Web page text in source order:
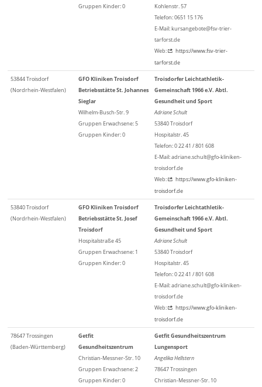
Gruppen Kinder: 0
Kohlenstr. 57
Telefon: 0651 15 176
E-Mail: kursangebote@fsv-trier-
tarforst.de
Web:
https://www.fsv-trier-
tarforst.de
53844 Troisdorf
(Nordrhein-Westfalen)
GFO Kliniken Troisdorf
Betriebsstätte St. Johannes
Sieglar
Wilhelm-Busch-Str. 9
Gruppen Erwachsene: 5
Gruppen Kinder: 0
Troisdorfer Leichtathletik-
Gemeinschaft 1966 e.V. Abtl.
Gesundheit und Sport
Adriane Schult
53840 Troisdorf
Hospitalstr. 45
Telefon: 0 22 41 / 801 608
E-Mail: adriane.schult@gfo-kliniken-
troisdorf.de
Web:
https://www.gfo-kliniken-
troisdorf.de
53840 Troisdorf
(Nordrhein-Westfalen)
GFO Kliniken Troisdorf
Betriebsstätte St. Josef
Troisdorf
Hospitalstraße 45
Gruppen Erwachsene: 1
Gruppen Kinder: 0
Troisdorfer Leichtathletik-
Gemeinschaft 1966 e.V. Abtl.
Gesundheit und Sport
Adriane Schult
53840 Troisdorf
Hospitalstr. 45
Telefon: 0 22 41 / 801 608
E-Mail: adriane.schult@gfo-kliniken-
troisdorf.de
Web:
https://www.gfo-kliniken-
troisdorf.de
78647 Trossingen
(Baden-Württemberg)
Getfit
Gesundheitszentrum
Christian-Messner-Str. 10
Gruppen Erwachsene: 2
Gruppen Kinder: 0
Getfit Gesundheitszentrum
Lungensport
Angelika Hellstern
78647 Trossingen
Christian-Messner-Str. 10